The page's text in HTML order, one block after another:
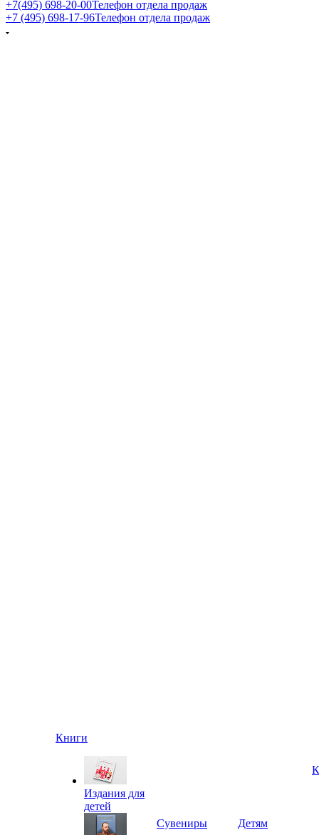
+7(495) 698-20-00Телефон отдела продаж
+7 (495) 698-17-96Телефон отдела продаж
Книги
Издания для
детей
Сувениры Детям